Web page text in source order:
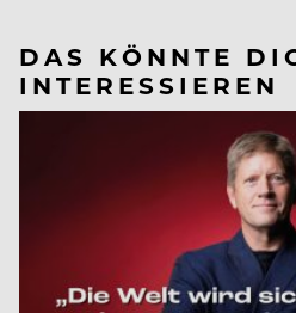
DAS KÖNNTE
INTERESSIEREN